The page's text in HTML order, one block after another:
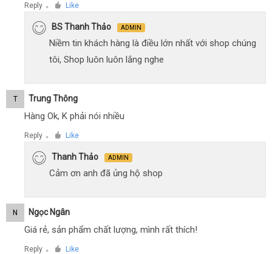
Reply ● Like
BS Thanh Thảo ADMIN
Niềm tin khách hàng là điều lớn nhất với shop chúng
tôi, Shop luôn luôn lắng nghe
T Trung Thông
Hàng Ok, K phải nói nhiều
Reply ● Like
Thanh Thảo ADMIN
Cảm ơn anh đã ủng hộ shop
N Ngọc Ngân
Giá rẻ, sản phẩm chất lượng, mình rất thích!
Reply ● Like